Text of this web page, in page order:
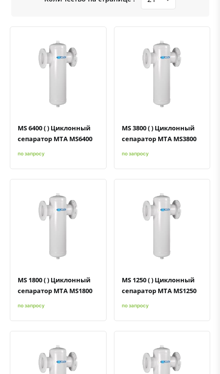
MS 6400 ( ) Циклонный
сепаратор MTA MS6400
по запросу
MS 3800 ( ) Циклонный
сепаратор MTA MS3800
по запросу
MS 1800 ( ) Циклонный
сепаратор MTA MS1800
по запросу
MS 1250 ( ) Циклонный
сепаратор MTA MS1250
по запросу